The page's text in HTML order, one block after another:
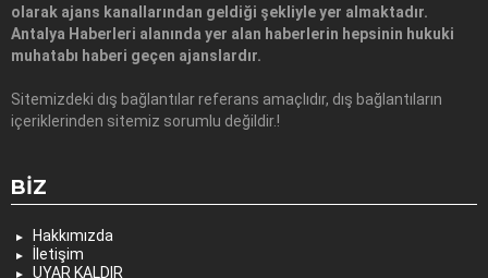
olarak ajans kanallarından geldiği şekliyle yer almaktadır.
Antalya Haberleri alanında yer alan haberlerin hepsinin hukuki
muhatabı haberi geçen ajanslardır.
Sitemizdeki dış bağlantılar referans amaçlıdır, dış bağlantıların
içeriklerinden sitemiz sorumlu değildir.!
BIZ
Hakkımızda
İletişim
UYAR KALDIR